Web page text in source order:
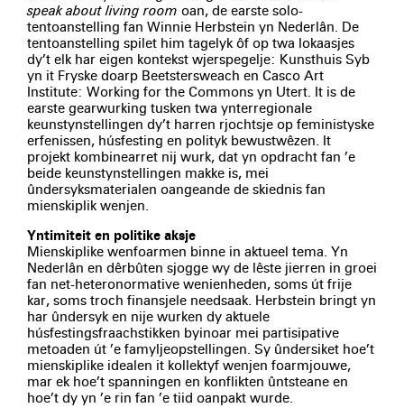
speak about living room oan, de earste solo-
tentoanstelling fan Winnie Herbstein yn Nederlân. De
tentoanstelling spilet him tagelyk ôf op twa lokaasjes
dy’t elk har eigen kontekst wjerspegelje: Kunsthuis Syb
yn it Fryske doarp Beetstersweach en Casco Art
Institute: Working for the Commons yn Utert. It is de
earste gearwurking tusken twa ynterregionale
keunstynstellingen dy’t harren rjochtsje op feministyske
erfenissen, húsfesting en polityk bewustwêzen. It
projekt kombinearret nij wurk, dat yn opdracht fan ’e
beide keunstynstellingen makke is, mei
ûndersyksmaterialen oangeande de skiednis fan
mienskiplik wenjen.
Yntimiteit en politike aksje
Mienskiplike wenfoarmen binne in aktueel tema. Yn
Nederlân en dêrbûten sjogge wy de lêste jierren in groei
fan net-heteronormative wenienheden, soms út frije
kar, soms troch finansjele needsaak. Herbstein bringt yn
har ûndersyk en nije wurken dy aktuele
húsfestingsfraachstikken byinoar mei partisipative
metoaden út ’e famyljeopstellingen. Sy ûndersiket hoe’t
mienskiplike idealen it kollektyf wenjen foarmjouwe,
mar ek hoe’t spanningen en konflikten ûntsteane en
hoe’t dy yn ’e rin fan ’e tiid oanpakt wurde.